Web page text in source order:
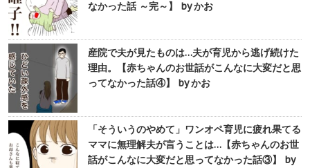
なかった話 ～完～】 by かお
産院で夫が見たものは…夫が育児から逃げ続けた
理由。【赤ちゃんのお世話がこんなに大変だと思
ってなかった話④】 by かお
「そういうのやめて」ワンオペ育児に疲れ果てる
ママに無理解夫が言うことは…【赤ちゃんのお世
話がこんなに大変だと思ってなかった話③】 by